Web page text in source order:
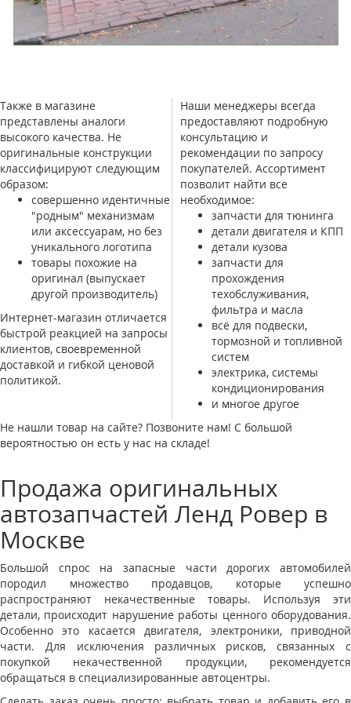
Также в магазине
представлены аналоги
высокого качества. Не
оригинальные конструкции
классифицируют следующим
образом:
совершенно идентичные
"родным" механизмам
или аксессуарам, но без
уникального логотипа
товары похожие на
оригинал (выпускает
другой производитель)
Интернет-магазин отличается
быстрой реакцией на запросы
клиентов, своевременной
доставкой и гибкой ценовой
политикой.
Наши менеджеры всегда
предоставляют подробную
консультацию и
рекомендации по запросу
покупателей. Ассортимент
позволит найти все
необходимое:
запчасти для тюнинга
детали двигателя и КПП
детали кузова
запчасти для
прохождения
техобслуживания,
фильтра и масла
всё для подвески,
тормозной и топливной
систем
электрика, системы
кондиционирования
и многое другое
Не нашли товар на сайте? Позвоните нам! С большой
вероятностью он есть у нас на складе!
Продажа оригинальных
автозапчастей Ленд Ровер в
Москве
Большой спрос на запасные части дорогих автомобилей
породил множество продавцов, которые успешно
распространяют некачественные товары. Используя эти
детали, происходит нарушение работы ценного оборудования.
Особенно это касается двигателя, электроники, приводной
части. Для исключения различных рисков, связанных с
покупкой некачественной продукции, рекомендуется
обращаться в специализированные автоцентры.